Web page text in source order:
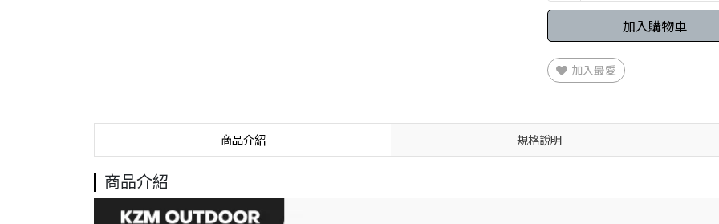
加入購物車
加入最愛
商品介紹 規格說明
商品介紹